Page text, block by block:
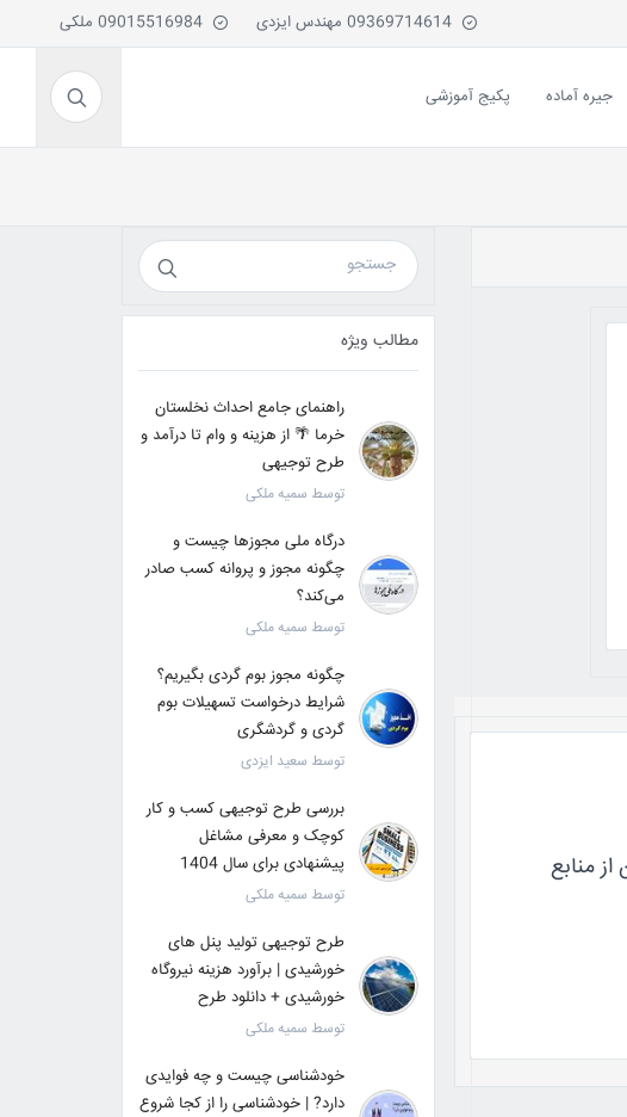
جیره آماده پکیج آموزشی
منابع
مطالب ویژه
راهنمای جامع احداث نخلستان
خرما 🌴 از هزینه و وام تا درآمد و
طرح توجیهی
توسط سمیه ملکی
درگاه ملی مجوزها چیست و
چگونه مجوز و پروانه کسب صادر
می‌کند؟
توسط سمیه ملکی
چگونه مجوز بوم گردی بگیریم؟
شرایط درخواست تسهیلات بوم
گردی و گردشگری
توسط سعید ایزدی
بررسی طرح توجیهی کسب و کار
کوچک و معرفی مشاغل
پیشنهادی برای سال 1404
توسط سمیه ملکی
طرح توجیهی تولید پنل های
خورشیدی | برآورد هزینه نیروگاه
خورشیدی + دانلود طرح
توسط سمیه ملکی
خودشناسی چیست و چه فوایدی
دارد? | خودشناسی را از کجا شروع